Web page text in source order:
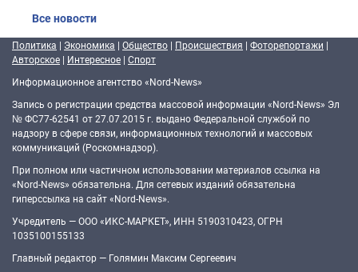
Все новости
Политика | Экономика | Общество | Происшествия | Фоторепортажи |
Авторское | Интересное | Спорт
Информационное агентство «Nord-News»
Запись о регистрации средства массовой информации «Nord-News» Эл
№ ФС77-62541 от 27.07.2015 г. выдано Федеральной службой по
надзору в сфере связи, информационных технологий и массовых
коммуникаций (Роскомнадзор).
При полном или частичном использовании материалов ссылка на
«Nord-News» обязательна. Для сетевых изданий обязательна
гиперссылка на сайт «Nord-News».
Учредитель — ООО «ИКС-МАРКЕТ», ИНН 5190310423, ОГРН
1035100155133
Главный редактор — Голямин Максим Сергеевич